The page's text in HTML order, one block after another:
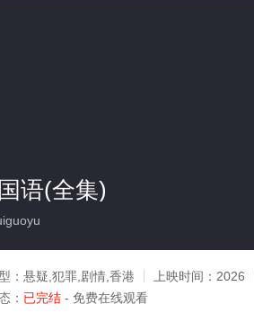
语(全集)
： 悬疑,犯罪,剧情,香港 上映时间： 2026
： 已完结 - 免费在线观看